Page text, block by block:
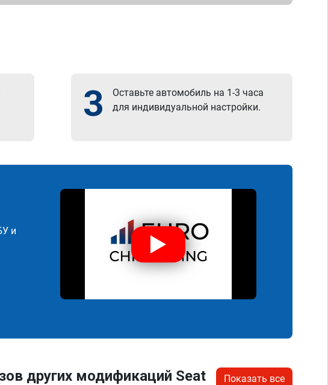
3
Оставьте автомобиль на 1-3 часа
для индивидуальной настройки.
и
других модификаций Seat
Показать все